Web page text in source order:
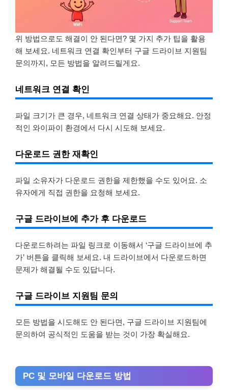
위 방법으로도 해결이 안 된다면? 몇 가지 추가 팁을 활용
해 보세요. 네트워크 연결 확인부터 구글 드라이브 지원팀
문의까지, 모든 방법을 알려드릴게요.
네트워크 연결 확인
파일 크기가 큰 경우, 네트워크 연결 상태가 중요해요. 안정
적인 와이파이 환경에서 다시 시도해 보세요.
다운로드 권한 재확인
파일 소유자가 다운로드 권한을 제한했을 수도 있어요. 소
유자에게 직접 권한을 요청해 보세요.
구글 드라이브에 추가 후 다운로드
다운로드하려는 파일 링크로 이동해서 ‘구글 드라이브에 추
가’ 버튼을 클릭해 보세요. 내 드라이브에서 다운로드하면
문제가 해결될 수도 있답니다.
구글 드라이브 지원팀 문의
모든 방법을 시도해도 안 된다면, 구글 드라이브 지원팀에
문의하여 공식적인 도움을 받는 것이 가장 확실해요.
PC 및 모바일 다운로드 방법